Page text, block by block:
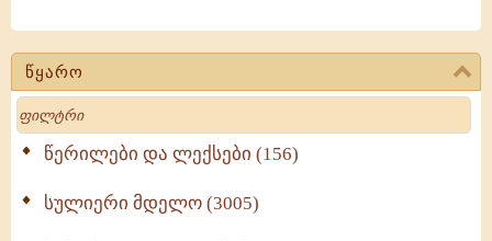
წყარო
Search
წერილები და ლექსები (156)
სულიერი მდელო (3005)